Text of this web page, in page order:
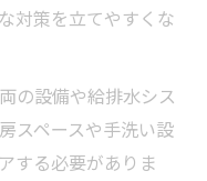
対策を立てやすくな
の設備や給排水シス
スペースや手洗い設
する必要がありま